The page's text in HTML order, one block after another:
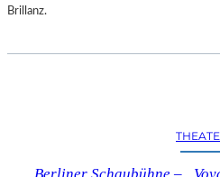
Brillanz.